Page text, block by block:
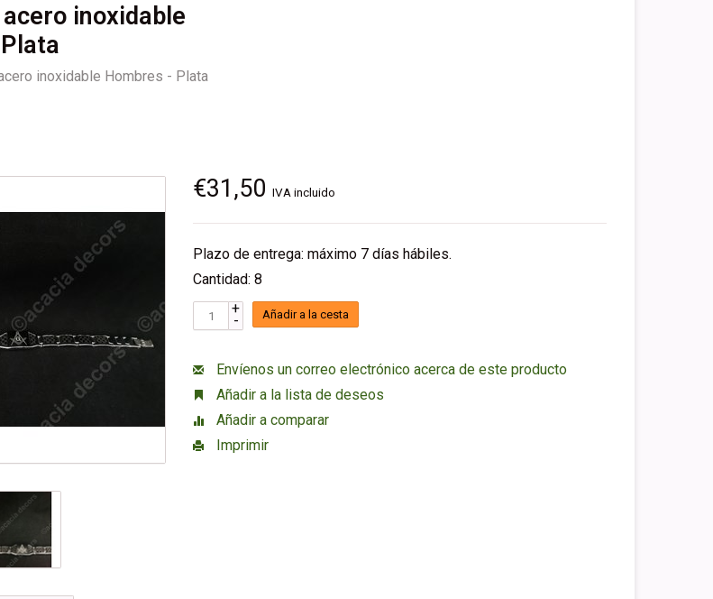
inoxidable
inoxidable Hombres - Plata
€31,50IVA incluido
Plazo de entrega: máximo 7 días hábiles.
Cantidad: 8
+
- Añadir a la cesta
Envíenos un correo electrónico acerca de este producto
Añadir a la lista de deseos
Añadir a comparar
Imprimir